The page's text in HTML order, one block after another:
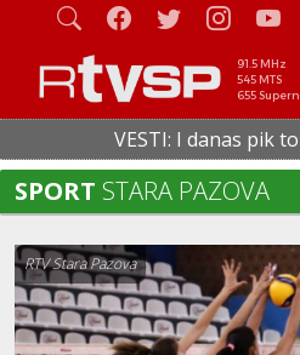
91.5 MHz
545 MTS
655
VESTI: I danas pik
SPORT STARA PAZOVA
RTV Stara Pazova